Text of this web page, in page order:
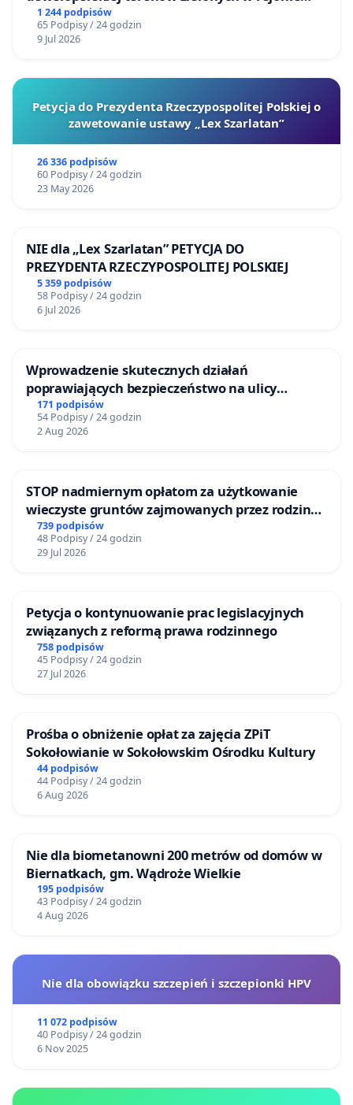
Bulwarów Straceńskich w Bielsku-Białej
1 244 podpisów
65 Podpisy / 24 godzin
9 Jul 2026
Petycja do Prezydenta Rzeczypospolitej Polskiej o
zawetowanie ustawy „Lex Szarlatan”
26 336 podpisów
60 Podpisy / 24 godzin
23 May 2026
NIE dla „Lex Szarlatan” PETYCJA DO
PREZYDENTA RZECZYPOSPOLITEJ POLSKIEJ
5 359 podpisów
58 Podpisy / 24 godzin
6 Jul 2026
Wprowadzenie skutecznych działań
poprawiających bezpieczeństwo na ulicy
Żeromskiego w Otwocku
171 podpisów
54 Podpisy / 24 godzin
2 Aug 2026
STOP nadmiernym opłatom za użytkowanie
wieczyste gruntów zajmowanych przez rodzinne
ogrody działkowe.
739 podpisów
48 Podpisy / 24 godzin
29 Jul 2026
Petycja o kontynuowanie prac legislacyjnych
związanych z reformą prawa rodzinnego
758 podpisów
45 Podpisy / 24 godzin
27 Jul 2026
Prośba o obniżenie opłat za zajęcia ZPiT
Sokołowianie w Sokołowskim Ośrodku Kultury
44 podpisów
44 Podpisy / 24 godzin
6 Aug 2026
Nie dla biometanowni 200 metrów od domów w
Biernatkach, gm. Wądroże Wielkie
195 podpisów
43 Podpisy / 24 godzin
4 Aug 2026
Nie dla obowiązku szczepień i szczepionki HPV
11 072 podpisów
40 Podpisy / 24 godzin
6 Nov 2025